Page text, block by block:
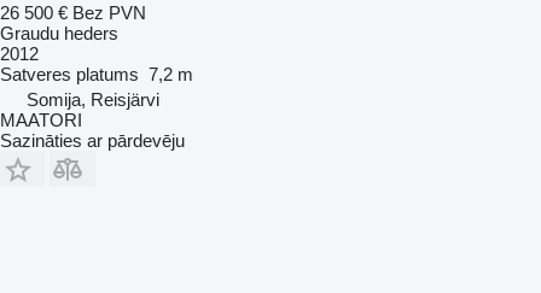
26 500 € Bez PVN
Graudu heders
2012
Satveres platums 7,2 m
Somija, Reisjärvi
MAATORI
Sazināties ar pārdevēju